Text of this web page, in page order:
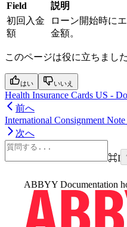
Field
説明
初回入金
額
ローン開始時に
金額。
このページは役に立ちまし
はい いいえ
Health Insurance Cards US -
前へ
International Consignment
次へ
⌘I
ABBYY Documentation